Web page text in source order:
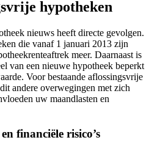
hypotheken
nieuws heeft directe gevolgen.
die vanaf 1 januari 2013 zijn
meer. Daarnaast is
van een nieuwe hypotheek beperkt
Voor bestaande aflossingsvrije
andere overwegingen met zich
uw maandlasten en
financiële risico’s